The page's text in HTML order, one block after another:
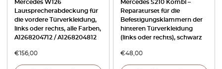
Mercedes W126
Lautsprecherabdeckung für
die vordere Türverkleidung,
links oder rechts, alle Farben,
A1268204712 / A1268204812
€156,00
Mercedes S210 Kombi –
Reparaturset für die
Befestigungsklammern der
hinteren Türverkleidung
(links oder rechts), schwarz
€48,00